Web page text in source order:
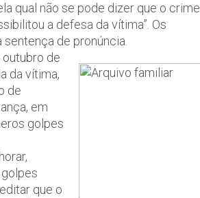
qual não se pode dizer que o crime
a defesa da vítima”. Os
de pronúncia.
de
da vítima,
de
em
golpes
que o